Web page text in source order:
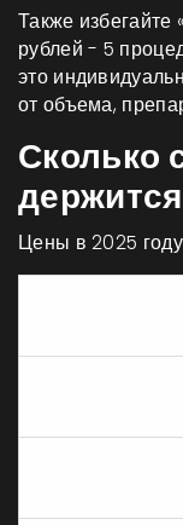
Также избегайте
рублей - 5
это
от объема,
Сколько
держится
Цены в 2025